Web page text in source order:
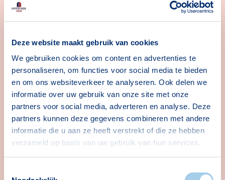
Deze website maakt gebruik van cookies
We gebruiken cookies om content en advertenties te
personaliseren, om functies voor social media te bieden
en om ons websiteverkeer te analyseren. Ook delen we
informatie over uw gebruik van onze site met onze
partners voor social media, adverteren en analyse. Deze
partners kunnen deze gegevens combineren met andere
informatie die u aan ze heeft verstrekt of die ze hebben
verzameld op basis van uw gebruik van hun services.
7.710beoordelingen
60+ vestigingen
Altijd bij jou in de buurt
Persoonlijk advies
We helpen je in begrijpelijke taal
42 hypotheekverstrekkers